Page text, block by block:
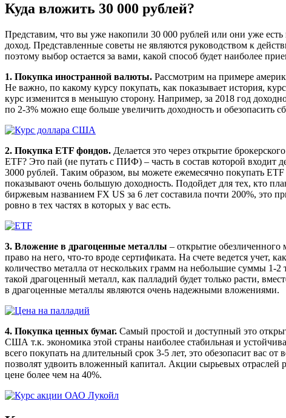
Куда вложить 30 000 рублей?
Представим, что вы уже накопили 30 000 рублей или они уже
доход. Представленные советы не являются руководством к
поэтому выбор остается за вами, какой способ будет наиболее
1. Покупка иностранной валюты. Рассмотрим на примере
Не важно, по какому курсу покупать, как показывает история,
курс изменится в меньшую сторону. Например, за 2018 год
по 2-3% можно еще больше увеличить доходность и обезопасить
2. Покупка ETF фондов. Делается это через открытие
ETF? Это пай (не путать с ПИФ) – часть в состав которой входит
3000 рублей. Таким образом, вы можете ежемесячно покупать
показывают очень большую доходность. Подойдет для тех, кто
биржевым названием FX US за 6 лет составила почти 200%, это
ровно в тех частях в которых у вас есть.
3. Вложение в драгоценные металлы – открытие
право на него, что-то вроде сертификата. На счете ведется учет,
количество металла от нескольких грамм на небольшие суммы
такой драгоценный металл, как палладий будет только расти,
в драгоценные металлы являются очень надежными вложениями.
4. Покупка ценных бумаг. Самый простой и доступный это
США т.к. экономика этой страны наиболее стабильная и
всего покупать на длительный срок 3-5 лет, это обезопасит вас
позволят удвоить вложенный капитал. Акции сырьевых
цене более чем на 40%.